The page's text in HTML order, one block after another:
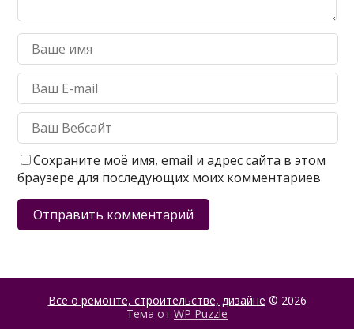
Сохраните моё имя, email и адрес сайта в этом
браузере для последующих моих комментариев
Все о ремонте, строительстве, дизайне © 2026
Тема от WP Puzzle